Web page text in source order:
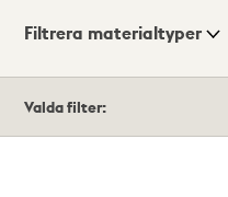
Visningsläge
Filtrera materialtyper
träffar
Valda filter: